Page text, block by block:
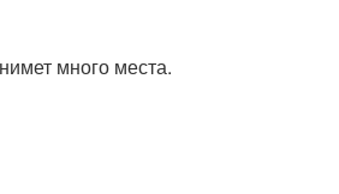
много места.